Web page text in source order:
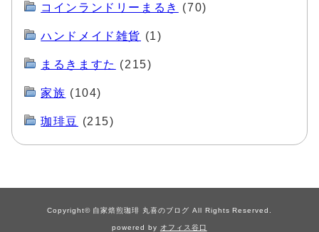
コインランドリーまるき (70)
ハンドメイド雑貨 (1)
まるきますた (215)
家族 (104)
珈琲豆 (215)
Copyright© 自家焙煎珈琲 丸喜のブログ All Rights Reserved.
powered by オフィス谷口